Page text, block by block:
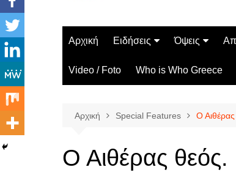
Αρχική Ειδήσεις
Ελλάδα
Διεθνή
Όψεις
Διάστημα
Επιστήμη
Περίεργα
Video / Foto Who is Who Greece
Αρχική Special Features Ο Αιθέρας
Ο Αιθέρας θεός.